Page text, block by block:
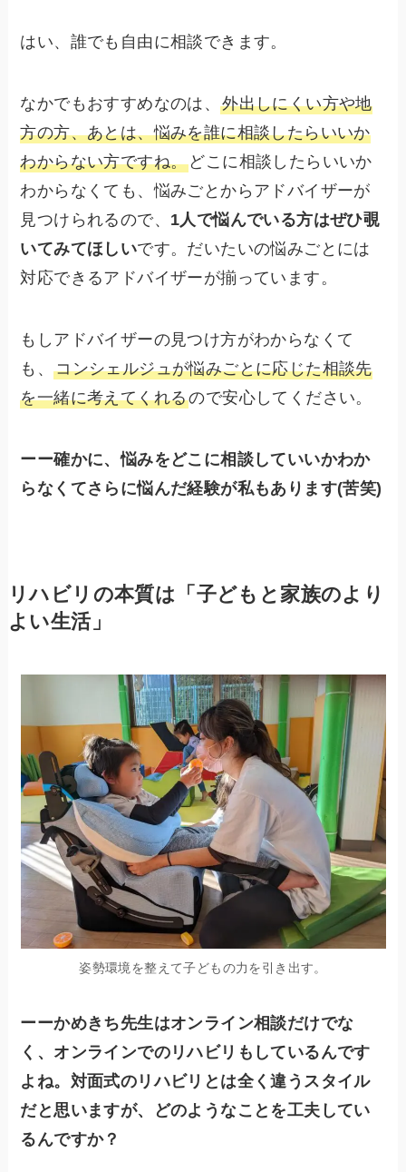
はい、誰でも自由に相談できます。
なかでもおすすめなのは、外出しにくい方や地
方の方、あとは、悩みを誰に相談したらいいか
わからない方ですね。 どこに相談したらいいか
わからなくても、悩みごとからアドバイザーが
見つけられるので、 1人で悩んでいる方はぜひ覗
いてみてほしいです。だいたいの悩みごとには
対応できるアドバイザーが揃っています。
もしアドバイザーの見つけ方がわからなくて
も、コンシェルジュが悩みごとに応じた相談先
を一緒に考えてくれるので安心してください。
ーー確かに、悩みをどこに相談していいかわか
らなくてさらに悩んだ経験が私もあります(苦笑)
リハビリの本質は 「子どもと家族のより
よい生活」
姿勢環境を整えて子どもの力を引き出す。
ーーかめきち先生はオンライン相談だけでな
く、オンラインでのリハビリもしているんです
よね。対面式のリハビリとは全く違うスタイル
だと思いますが、どのようなことを工夫してい
るんですか？